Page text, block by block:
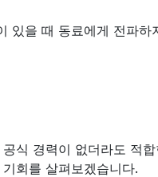
있을 때 동료에게 전파하
식 경력이 없더라도 적
회를 살펴보겠습니다.